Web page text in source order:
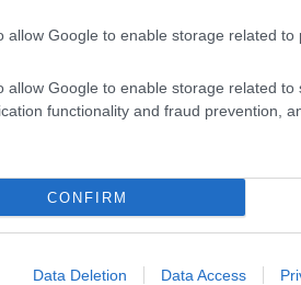
allow Google to enable storage related to
allow Google to enable storage related to
functionality and fraud prevention,
CONFIRM
Data Deletion Data Access
immaginarsi se a tanto
in natura, quanto uno
propaganda piddina: verrebbe
al grido “inquinatore
naturale, evoè evoè”,
della Ginestra, Bava
il generale Custer, Trump,
il Cile, il Vietnam, la Nato,